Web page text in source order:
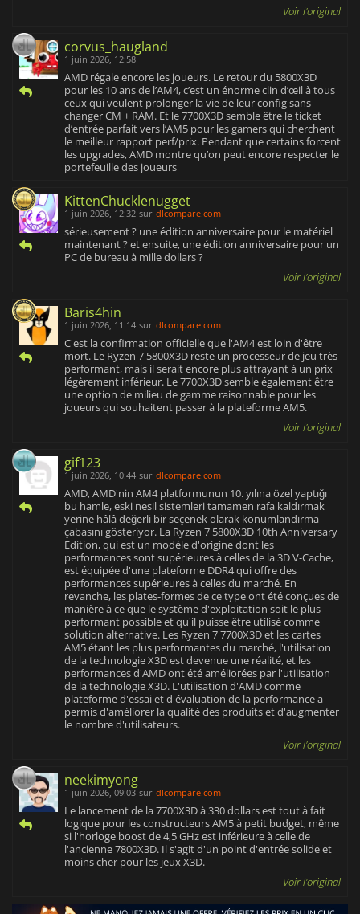
Voir l'original
corvus_haugland
1 juin 2026, 12:58
AMD régale encore les joueurs. Le retour du 5800X3D
pour les 10 ans de l’AM4, c’est un énorme clin d’œil à tous
ceux qui veulent prolonger la vie de leur config sans
changer CM + RAM. Et le 7700X3D semble être le ticket
d’entrée parfait vers l’AM5 pour les gamers qui cherchent
le meilleur rapport perf/prix. Pendant que certains forcent
les upgrades, AMD montre qu’on peut encore respecter le
portefeuille des joueurs
KittenChucklenugget
1 juin 2026, 12:32 sur dlcompare.com
sérieusement ? une édition anniversaire pour le matériel
maintenant ? et ensuite, une édition anniversaire pour un
PC de bureau à mille dollars ?
Voir l'original
Baris4hin
1 juin 2026, 11:14 sur dlcompare.com
C'est la confirmation officielle que l'AM4 est loin d'être
mort. Le Ryzen 7 5800X3D reste un processeur de jeu très
performant, mais il serait encore plus attrayant à un prix
légèrement inférieur. Le 7700X3D semble également être
une option de milieu de gamme raisonnable pour les
joueurs qui souhaitent passer à la plateforme AM5.
Voir l'original
gif123
1 juin 2026, 10:44 sur dlcompare.com
AMD, AMD'nin AM4 platformunun 10. yılına özel yaptığı
bu hamle, eski nesil sistemleri tamamen rafa kaldırmak
yerine hâlâ değerli bir seçenek olarak konumlandırma
çabasını gösteriyor. La Ryzen 7 5800X3D 10th Anniversary
Edition, qui est un modèle d'origine dont les
performances sont supérieures à celles de la 3D V-Cache,
est équipée d'une plateforme DDR4 qui offre des
performances supérieures à celles du marché. En
revanche, les plates-formes de ce type ont été conçues de
manière à ce que le système d'exploitation soit le plus
performant possible et qu'il puisse être utilisé comme
solution alternative. Les Ryzen 7 7700X3D et les cartes
AM5 étant les plus performantes du marché, l'utilisation
de la technologie X3D est devenue une réalité, et les
performances d'AMD ont été améliorées par l'utilisation
de la technologie X3D. L'utilisation d'AMD comme
plateforme d'essai et d'évaluation de la performance a
permis d'améliorer la qualité des produits et d'augmenter
le nombre d'utilisateurs.
Voir l'original
neekimyong
1 juin 2026, 09:03 sur dlcompare.com
Le lancement de la 7700X3D à 330 dollars est tout à fait
logique pour les constructeurs AM5 à petit budget, même
si l'horloge boost de 4,5 GHz est inférieure à celle de
l'ancienne 7800X3D. Il s'agit d'un point d'entrée solide et
moins cher pour les jeux X3D.
Voir l'original